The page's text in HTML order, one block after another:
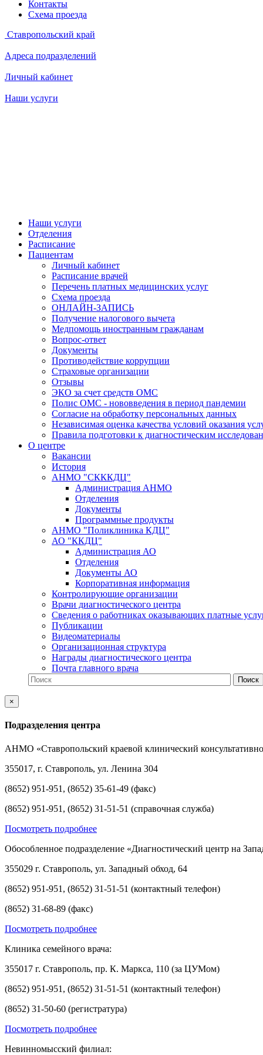
Контакты
Схема проезда
Ставропольский край
Адреса подразделений
Личный кабинет
Наши услуги
Наши услуги
Отделения
Расписание
Пациентам
Личный кабинет
Расписание врачей
Перечень платных медицинских услуг
Схема проезда
ОНЛАЙН-ЗАПИСЬ
Получение налогового вычета
Медпомощь иностранным гражданам
Вопрос-ответ
Документы
Противодействие коррупции
Страховые организации
Отзывы
ЭКО за счет средств ОМС
Полис ОМС - нововведения в период пандемии
Согласие на обработку персональных данных
Независимая оценка качества условий оказания
Правила подготовки к диагностическим
О центре
Вакансии
История
АНМО "СКККДЦ"
Администрация АНМО
Отделения
Документы
Программные продукты
АНМО "Поликлиника КДЦ"
АО "ККДЦ"
Администрация АО
Отделения
Документы АО
Корпоративная информация
Контролирующие организации
Врачи диагностического центра
Сведения о работниках оказывающих платные
Публикации
Видеоматериалы
Организационная структура
Награды диагностического центра
Почта главного врача
×
Подразделения центра
АНМО «Ставропольский краевой клинический
355017, г. Ставрополь, ул. Ленина 304
(8652) 951-951, (8652) 35-61-49 (факс)
(8652) 951-951, (8652) 31-51-51 (справочная служба)
Посмотреть подробнее
Обособленное подразделение «Диагностический центр на
355029 г. Ставрополь, ул. Западный обход, 64
(8652) 951-951, (8652) 31-51-51 (контактный телефон)
(8652) 31-68-89 (факс)
Посмотреть подробнее
Клиника семейного врача:
355017 г. Ставрополь, пр. К. Маркса, 110 (за ЦУМом)
(8652) 951-951, (8652) 31-51-51 (контактный телефон)
(8652) 31-50-60 (регистратура)
Посмотреть подробнее
Невинномысский филиал: